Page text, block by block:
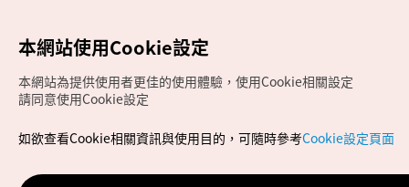
Copyrights (c) 韓國觀光公社版權所有
如有相關疑問或建議，歡迎來信至官方信箱
本網站使用Cookie設定
本網站為提供使用者更佳的使用體驗，使用Cookie相關設定
請同意使用Cookie設定
如欲查看Cookie相關資訊與使用目的，可隨時參考Cookie設定頁面